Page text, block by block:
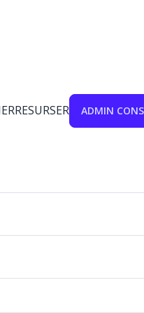
RESURSER ADMIN